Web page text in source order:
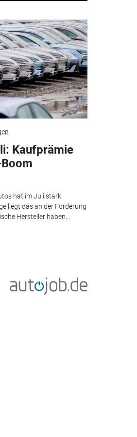
Kaufprämie
hat im Juli stark
liegt das an der Förderung
Hersteller haben...